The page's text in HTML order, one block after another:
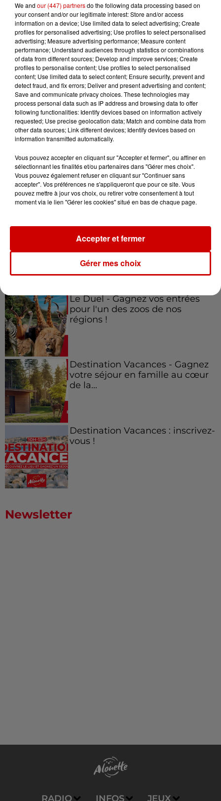
Sèvres et en Maine-et-Loire :
un...
8h49
Rennes : enquête ouverte après
un accident impliquant un
conducteur...
8 août 2026
Aide carburant pour les "grands
rouleurs" : le délai pour la...
Jeux Voir plus
festival Marché Gourmand 2026
à Coulon !
Le Duel - Gagnez vos entrées
pour l'un des zoos de nos
régions !
Destination Vacances - Gagnez
votre séjour en famille au cœur
de la...
Destination Vacances : inscrivez-
vous !
Newsletter
RADIO INFOS JEUX
We and our (447) partnersdo the following data processing based on
your consent and/or our legitimate interest: Store and/or access
information on a device; Use limited data to select advertising; Create
profiles for personalised advertising; Use profiles to select personalised
advertising; Measure advertising performance; Measure content
performance; Understand audiences through statistics or combinations
of data from different sources; Develop and improve services; Create
profiles to personalise content; Use profiles to select personalised
content; Use limited data to select content; Ensure security, prevent and
detect fraud, and fix errors; Deliver and present advertising and content;
Save and communicate privacy choices. These technologies may
process personal data such as IP address and browsing data to offer
following functionalities: Identify devices based on information actively
requested; Use precise geolocation data; Match and combine data from
other data sources; Link different devices; Identify devices based on
information transmitted automatically.
Vous pouvez accepter en cliquant sur "Accepter et fermer", ou affiner en
sélectionnant les finalités et/ou partenaires dans "Gérer mes choix".
Vous pouvez également refuser en cliquant sur "Continuer sans
accepter". Vos préférences ne s'appliqueront que pour ce site. Vous
pouvez mettre à jour vos choix, ou retirer votre consentement à tout
moment via le lien "Gérer les cookies" situé en bas de chaque page.
Gérer mes choix
Accepter et fermer